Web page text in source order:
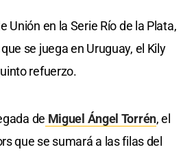
Unión en la Serie Río de la Plata,
se juega en Uruguay, el Kily
refuerzo.
de Miguel Ángel Torrén, el
que se sumará a las filas del